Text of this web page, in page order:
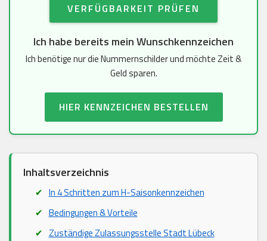
VERFÜGBARKEIT PRÜFEN
Ich habe bereits mein Wunschkennzeichen
Ich benötige nur die Nummernschilder und möchte Zeit &
Geld sparen.
HIER KENNZEICHEN BESTELLEN
Inhaltsverzeichnis
In 4 Schritten zum H-Saisonkennzeichen
Bedingungen & Vorteile
Zuständige Zulassungsstelle Stadt Lübeck